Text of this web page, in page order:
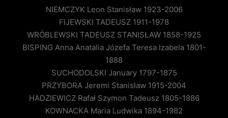
NIEMCZYK Leon Stanisław 1923-2006
FIJEWSKI TADEUSZ 1911-1978
WRÓBLEWSKI TADEUSZ STANISŁAW 1858-1925
BISPING Anna Anatalia Józefa Teresa Izabela 1801-
1888
SUCHODOLSKI January 1797-1875
PRZYBORA Jeremi Stanisław 1915-2004
HADZIEWICZ Rafał Szymon Tadeusz 1805-1886
KOWNACKA Maria Ludwika 1894-1982